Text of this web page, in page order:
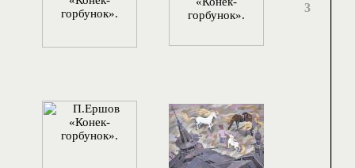
3